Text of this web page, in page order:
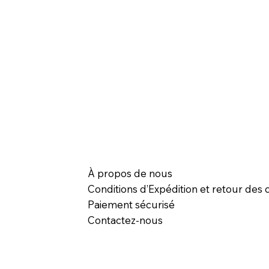
À propos de nous
Conditions d’Expédition et retour des
Paiement sécurisé
Contactez-nous